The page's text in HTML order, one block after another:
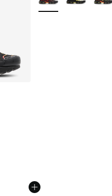
Dit artikel is in de